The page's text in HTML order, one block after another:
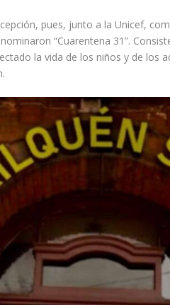
pues, junto a la Unicef,
“Cuarentena 31”.
la vida de los niños y de los